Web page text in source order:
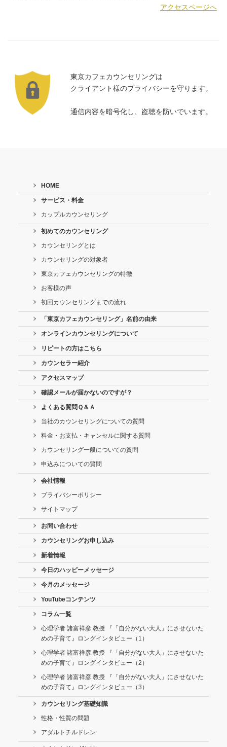
アクセスページへ
東京カフェカウンセリングは
クライアント様のプライバシーを守ります。
通信内容を暗号化し、盗聴を防いでいます。
HOME
サービス・料金
カップルカウンセリング
初めてのカウンセリング
カウンセリングとは
カウンセリングの対象者
東京カフェカウンセリングの特徴
お客様の声
初回カウンセリングまでの流れ
「東京カフェカウンセリング」名前の由来
オンラインカウンセリングについて
リピートの方はこちら
カウンセラー紹介
アクセスマップ
確認メールが届かないのですが？
よくある質問Ｑ＆Ａ
当社のカウンセリングについての質問
料金・お支払・キャンセルに関する質問
カウンセリング一般についての質問
申込みについての質問
会社情報
プライバシーポリシー
サイトマップ
お問い合わせ
カウンセリングお申し込み
新着情報
今日のハッピーメッセージ
今月のメッセージ
YouTubeコンテンツ
コラム一覧
心理学者 諸富祥彦 教授 『「自分がない大人」にさせないた
めの子育て』ロングインタビュー（1）
心理学者 諸富祥彦 教授 『「自分がない大人」にさせないた
めの子育て』ロングインタビュー（2）
心理学者 諸富祥彦 教授 『「自分がない大人」にさせないた
めの子育て』ロングインタビュー（3）
カウンセリング基礎知識
性格・性質の問題
アダルトチルドレン